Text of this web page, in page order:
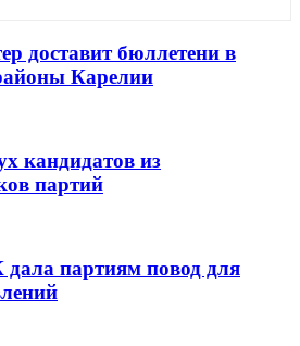
доставит бюллетени в
Карелии
кандидатов из
партий
партиям повод для